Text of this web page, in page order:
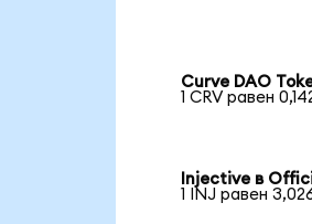
Curve DAO
1 CRV равен
Injective в
1 INJ равен